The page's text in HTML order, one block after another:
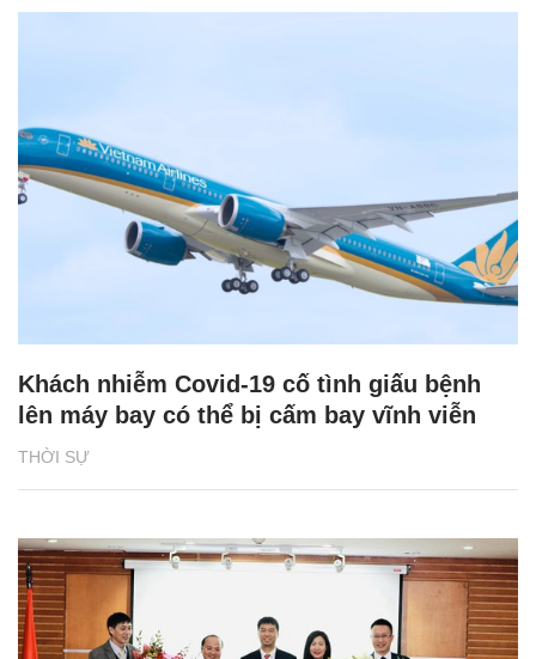
THỜI SỰ
Khách nhiễm Covid-19 cố tình giấu bệnh
lên máy bay có thể bị cấm bay vĩnh viễn